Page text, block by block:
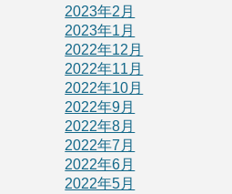
2023年2月
2023年1月
2022年12月
2022年11月
2022年10月
2022年9月
2022年8月
2022年7月
2022年6月
2022年5月